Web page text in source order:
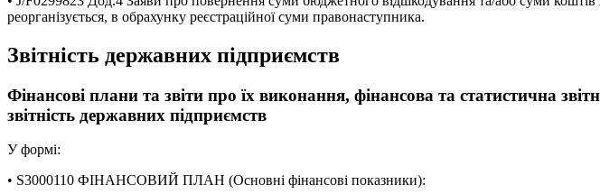
реорганізується, в обрахунку реєстраційної суми правонаступника.
Звітність державних підприємств
Фінансові плани та звіти про їх виконання, фінансова та статистична
звітність державних підприємств
У формі:
• S3000110 ФІНАНСОВИЙ ПЛАН (Основні фінансові показники):